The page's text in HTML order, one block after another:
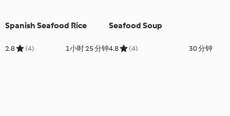
Spanish Seafood Rice
2.8 (4) 1小时 25 分钟
Seafood Soup
4.8 (4) 30 分钟